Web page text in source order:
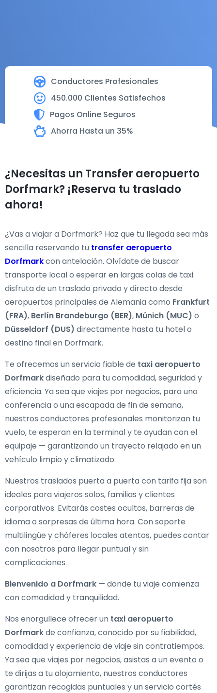
Conductores Profesionales
450.000 Clientes Satisfechos
Pagos Online Seguros
Ahorra Hasta un 35%
¿Necesitas un Transfer aeropuerto
Dorfmark? ¡Reserva tu traslado
ahora!
¿Vas a viajar a Dorfmark? Haz que tu llegada sea más
sencilla reservando tu transfer aeropuerto
Dorfmarkcon antelación. Olvídate de buscar
transporte local o esperar en largas colas de taxi:
disfruta de un traslado privado y directo desde
aeropuertos principales de Alemania como Frankfurt
(FRA), Berlín Brandeburgo (BER), Múnich (MUC) o
Düsseldorf (DUS) directamente hasta tu hotel o
destino final en Dorfmark.
Te ofrecemos un servicio fiable de taxi aeropuerto
Dorfmarkdiseñado para tu comodidad, seguridad y
eficiencia. Ya sea que viajes por negocios, para una
conferencia o una escapada de fin de semana,
nuestros conductores profesionales monitorizan tu
vuelo, te esperan en la terminal y te ayudan con el
equipaje — garantizando un trayecto relajado en un
vehículo limpio y climatizado.
Nuestros traslados puerta a puerta con tarifa fija son
ideales para viajeros solos, familias y clientes
corporativos. Evitarás costes ocultos, barreras de
idioma o sorpresas de última hora. Con soporte
multilingüe y chóferes locales atentos, puedes contar
con nosotros para llegar puntual y sin
complicaciones.
Bienvenido a Dorfmark — donde tu viaje comienza
con comodidad y tranquilidad.
Nos enorgullece ofrecer un taxi aeropuerto
Dorfmarkde confianza, conocido por su fiabilidad,
comodidad y experiencia de viaje sin contratiempos.
Ya sea que viajes por negocios, asistas a un evento o
te dirijas a tu alojamiento, nuestros conductores
garantizan recogidas puntuales y un servicio cortés